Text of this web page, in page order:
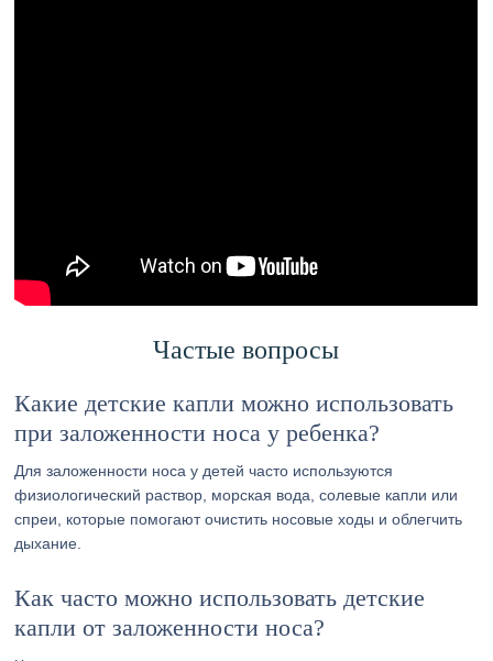
Частые вопросы
Какие детские капли можно использовать
при заложенности носа у ребенка?
Для заложенности носа у детей часто используются
физиологический раствор, морская вода, солевые капли или
спреи, которые помогают очистить носовые ходы и облегчить
дыхание.
Как часто можно использовать детские
капли от заложенности носа?